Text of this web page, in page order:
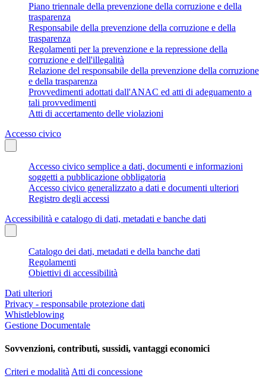
Piano triennale della prevenzione della corruzione e della
trasparenza
Responsabile della prevenzione della corruzione e della
trasparenza
Regolamenti per la prevenzione e la repressione della
corruzione e dell'illegalità
Relazione del responsabile della prevenzione della corruzione
e della trasparenza
Provvedimenti adottati dall'ANAC ed atti di adeguamento a
tali provvedimenti
Atti di accertamento delle violazioni
Accesso civico
Accesso civico semplice a dati, documenti e informazioni
soggetti a pubblicazione obbligatoria
Accesso civico generalizzato a dati e documenti ulteriori
Registro degli accessi
Accessibilità e catalogo di dati, metadati e banche dati
Catalogo dei dati, metadati e della banche dati
Regolamenti
Obiettivi di accessibilità
Dati ulteriori
Privacy - responsabile protezione dati
Whistleblowing
Gestione Documentale
Sovvenzioni, contributi, sussidi, vantaggi economici
Criteri e modalità Atti di concessione